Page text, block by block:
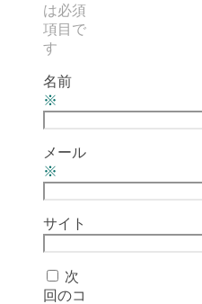
は必須
項目で
す
名前
※
メール
※
サイト
次
回のコ